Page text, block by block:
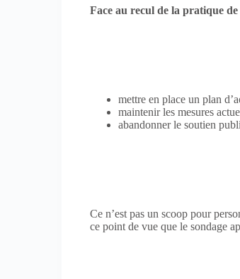
Face au recul de la pratique
mettre en place un plan
maintenir les mesures
abandonner le
Ce n’est pas un scoop pour
ce point de vue que le sondage